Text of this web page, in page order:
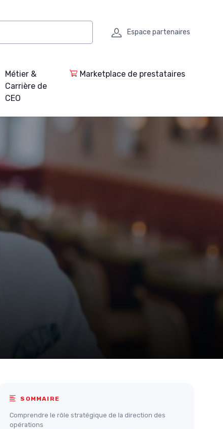
Espace partenaires
Métier &
Carrière de
CEO
Marketplace de prestataires
SOMMAIRE
Comprendre le rôle stratégique de la direction des
opérations